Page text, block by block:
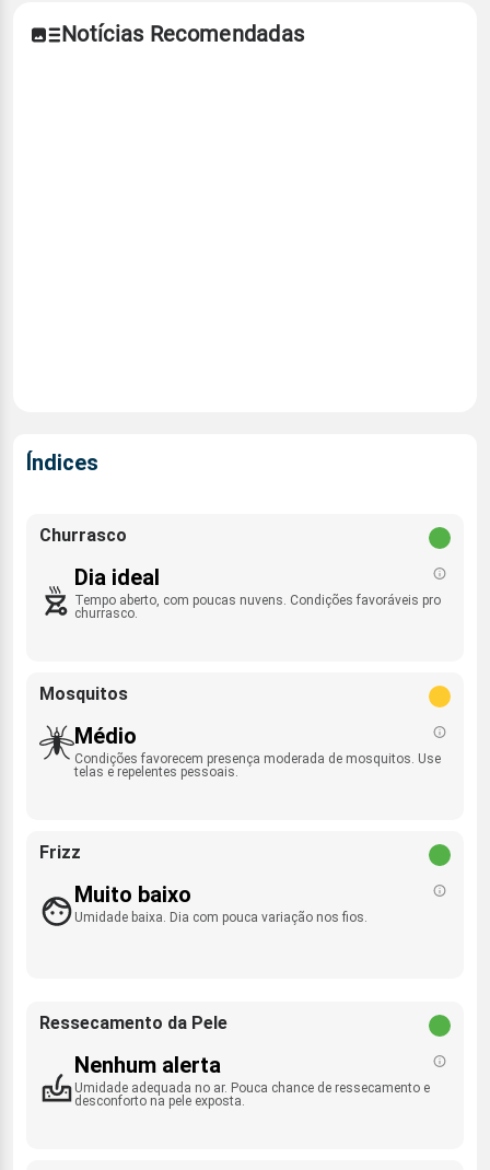
Notícias Recomendadas
Índices
Churrasco
Dia ideal
Tempo aberto, com poucas nuvens. Condições favoráveis pro
churrasco.
Mosquitos
Médio
Condições favorecem presença moderada de mosquitos. Use
telas e repelentes pessoais.
Frizz
Muito baixo
Umidade baixa. Dia com pouca variação nos fios.
Ressecamento da Pele
Nenhum alerta
Umidade adequada no ar. Pouca chance de ressecamento e
desconforto na pele exposta.